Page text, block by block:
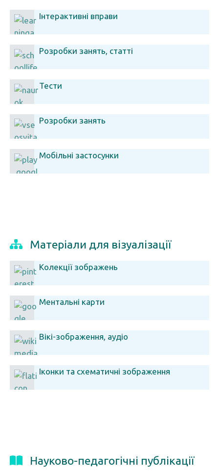
Інтерактивні вправи
Розробки занять, статті
Тести
Розробки занять
Мобільні застосунки
Матеріали для візуалізації
Колекції зображень
Ментальні карти
Вікі-зображення, аудіо
Іконки та схематичні зображення
Науково-педагогічні публікації